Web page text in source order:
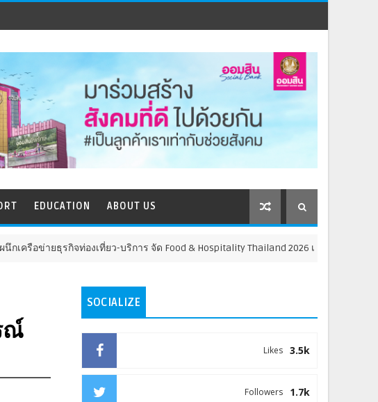
EDUCATION ABOUT US
งเที่ยว-บริการ จัด Food & Hospitality Thailand 2026 เชื่อม 4 งานใหญ่ สร้างโอกาสธุรกิ
ณ์
SOCIALIZE
3.5k
Likes
1.7k
Followers